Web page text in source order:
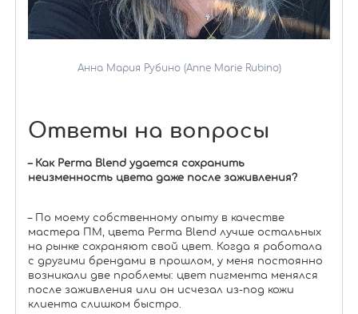
Анна Мария Рубино (Anne Marie Rubino)
Ответы на вопросы
– Как Perma Blend удается сохранить
неизменность цвета даже после заживления?
– По моему собственному опыту в качестве
мастера ПМ, цвета Perma Blend лучше остальных
на рынке сохраняют свой цвет. Когда я работала
с другими брендами в прошлом, у меня постоянно
возникали две проблемы: цвет пигмента менялся
после заживления или он исчезал из-под кожи
клиента слишком быстро.